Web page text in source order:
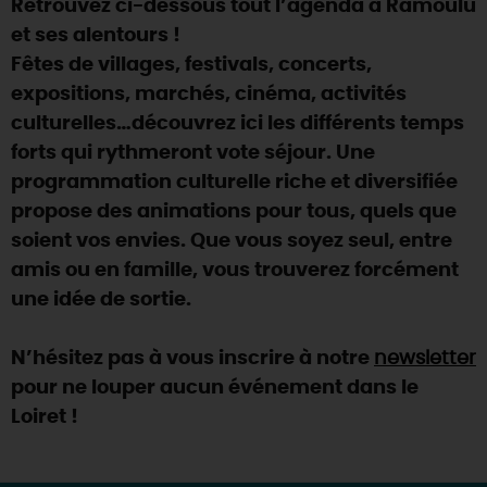
TOUTES LES ACTIVITÉS
Visitesgourmandeset créatives
Vins etvignobles
Chic,une aire de pique-nique
Par ici les guinguettes
Que rapporter du Loiret ?
La Route desMétiers d'Art
TOUT L'ART DE VIVRE
Des vacances auprès des animaux 🐎
(re)Découvrir les coulisses de la Faïencerie de
Gien !
Expérimenterles parcours Baludik 🕵️
Une saison de festivals 🎉
Rendez-vous de la nature en 2026
Des sorties en famille dans le Loiret !
Programme des animations "Loiret au fil de l'eau"
Où sortir ?
SE REPÉRER,SE DÉPLACER
INFOS &SERVICES
RÉSERVER MAINTENANT
Retrouvez ci-dessous tout l’agenda à Ramoulu
et ses alentours !
Fêtes de villages, festivals, concerts,
expositions, marchés, cinéma, activités
culturelles…découvrez ici les différents temps
forts qui rythmeront vote séjour. Une
programmation culturelle riche et diversifiée
propose des animations pour tous, quels que
soient vos envies. Que vous soyez seul, entre
amis ou en famille, vous trouverez forcément
une idée de sortie.
N’hésitez pas à vous inscrire à notre newsletter
pour ne louper aucun événement dans le
Loiret !